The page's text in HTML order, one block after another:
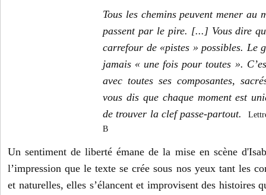
Tous les chemins peuvent mener au
passent par le pire. [...] Vous dire
carrefour de «pistes » possibles. Le
jamais « une fois pour toutes ».
avec toutes ses composantes,
vous dis que chaque moment est
de trouver la clef passe-partout.
B
Un sentiment de liberté émane de la mise en scène
l’impression que le texte se crée sous nos yeux tant les
et naturelles, elles s’élancent et improvisent des histoires